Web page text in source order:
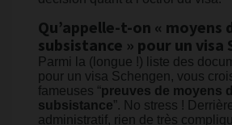
Qu’appelle-t-on « moyens
subsistance » pour un visa
Parmi la (longue !) liste des
pour un visa Schengen, vous
fameuses “preuves de moyens
subsistance”. No stress !
administratif, rien de très